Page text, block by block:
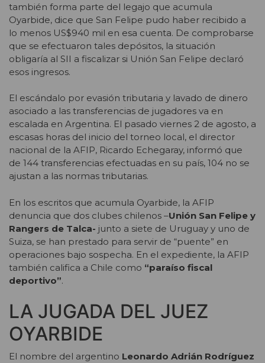
también forma parte del legajo que acumula
Oyarbide, dice que San Felipe pudo haber recibido a
lo menos US$940 mil en esa cuenta. De comprobarse
que se efectuaron tales depósitos, la situación
obligaría al SII a fiscalizar si Unión San Felipe declaró
esos ingresos.
El escándalo por evasión tributaria y lavado de dinero
asociado a las transferencias de jugadores va en
escalada en Argentina. El pasado viernes 2 de agosto, a
escasas horas del inicio del torneo local, el director
nacional de la AFIP, Ricardo Echegaray, informó que
de 144 transferencias efectuadas en su país, 104 no se
ajustan a las normas tributarias.
En los escritos que acumula Oyarbide, la AFIP
denuncia que dos clubes chilenos –Unión San Felipe y
Rangers de Talca- junto a siete de Uruguay y uno de
Suiza, se han prestado para servir de “puente” en
operaciones bajo sospecha. En el expediente, la AFIP
también califica a Chile como “paraíso fiscal
deportivo”.
LA JUGADA DEL JUEZ
OYARBIDE
El nombre del argentino Leonardo Adrián Rodríguez